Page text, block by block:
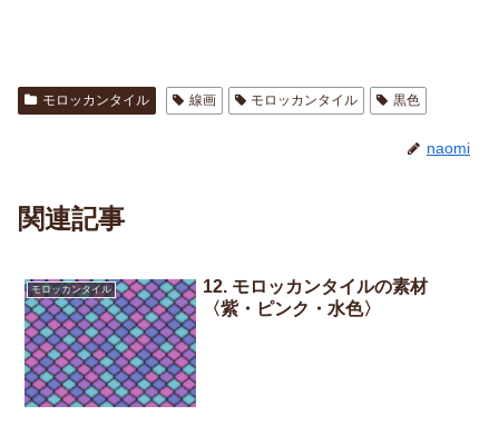
モロッカンタイル 線画 モロッカンタイル 黒色
naomi
関連記事
モロッカンタイル
12. モロッカンタイルの素材
〈紫・ピンク・水色〉